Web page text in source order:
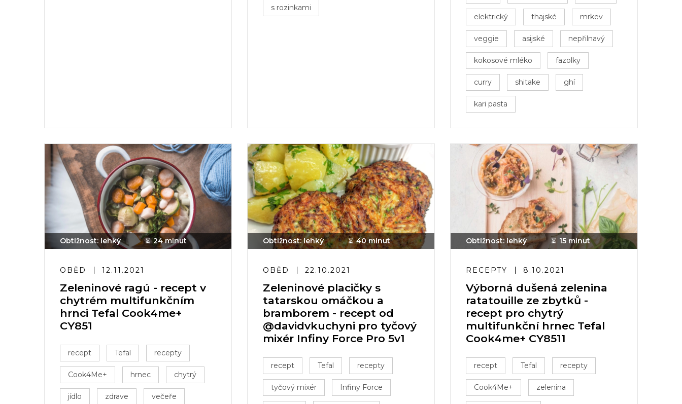
s rozinkami
elektrický thajské mrkev
veggie asijské nepřilnavý
kokosové mléko fazolky
curry shitake ghí
kari pasta
Obtížnost: lehký 24 minut
OBĚD 12.11.2021
Zeleninové ragú - recept v
chytrém multifunkčním
hrnci Tefal Cook4me+
CY851
recept Tefal recepty
Cook4Me+ hrnec chytrý
jídlo zdrave večeře
Obtížnost: lehký 40 minut
OBĚD 22.10.2021
Zeleninové placičky s
tatarskou omáčkou a
bramborem - recept od
@davidvkuchyni pro tyčový
mixér Infiny Force Pro 5v1
recept Tefal recepty
tyčový mixér Infiny Force
Obtížnost: lehký 15 minut
RECEPTY 8.10.2021
Výborná dušená zelenina
ratatouille ze zbytků -
recept pro chytrý
multifunkční hrnec Tefal
Cook4me+ CY8511
recept Tefal recepty
Cook4Me+ zelenina